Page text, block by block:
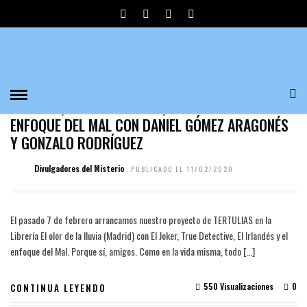
EL ENFOQUE DEL MAL
EL JOKER, TRUE DETECTIVE, EL IRLANDÉS Y EL
ENFOQUE DEL MAL CON DANIEL GÓMEZ ARAGONÉS
Y GONZALO RODRÍGUEZ
Divulgadores del Misterio PUBLICADO EL 11/02/2020
El pasado 7 de febrero arrancamos nuestro proyecto de TERTULIAS en la
Librería El olor de la lluvia (Madrid) con El Joker, True Detective, El Irlandés y el
enfoque del Mal. Porque sí, amigos. Como en la vida misma, todo […]
CONTINUA LEYENDO 0
550 Visualizaciones